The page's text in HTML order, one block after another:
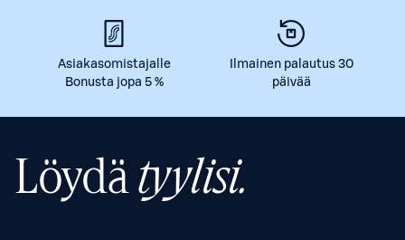
Asiakasomistajalle
Bonusta jopa 5 %
Ilmainen palautus 30
päivää
Löydätyylisi.